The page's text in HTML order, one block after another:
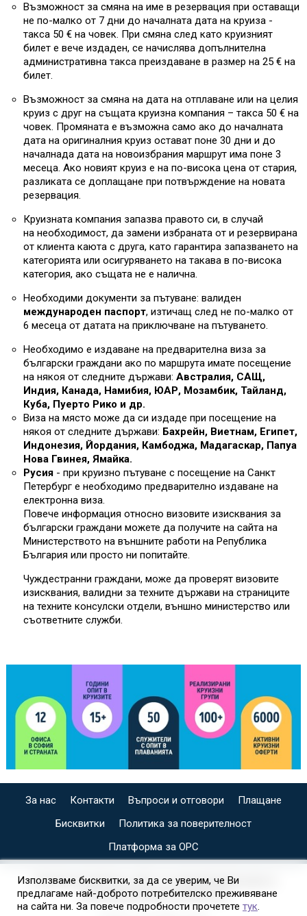
Възможност за смяна на име в резервация при оставащи
не по-малко от 7 дни до началната дата на круиза -
такса 50 € на човек. При смяна след като круизният
билет е вече издаден, се начислява допълнителна
административна такса преиздаване в размер на 25 € на
билет.
Възможност за смяна на дата на отплаване или на целия
круиз с друг на същата круизна компания – такса 50 € на
човек. Промяната е възможна само ако до началната
дата на оригиналния круиз остават поне 30 дни и до
началнада дата на новоизбрания маршрут има поне 3
месеца. Ако новият круиз е на по-висока цена от стария,
разликата се доплащане при потвърждение на новата
резервация.
Круизната компания запазва правото си, в случай
на необходимост, да замени избраната от и резервирана
от клиента каюта с друга, като гарантира запазването на
категорията или осигуряването на такава в по-висока
категория, ако същата не е налична.
Необходими документи за пътуване: валиден
международен паспорт, изтичащ след не по-малко от
6 месеца от датата на приключване на пътуването.
Необходимо е издаване на предварителна виза за
български граждани ако по маршрута имате посещение
на някоя от следните държави: Австралия, САЩ,
Индия, Канада, Намибия, ЮАР, Мозамбик, Тайланд,
Куба, Пуерто Рико и др.
Виза на място може да си издаде при посещение на
някоя от следните държави: Бахрейн, Виетнам, Египет,
Индонезия, Йордания, Камбоджа, Мадагаскар, Папуа
Нова Гвинея, Ямайка.
Русия - при круизно пътуване с посещение на Санкт
Петербург е необходимо предварително издаване на
електронна виза.
Повече информация относно визовите изисквания за
български граждани можете да получите на сайта на
Министерството на външните работи на Република
България или просто ни попитайте.
Чуждестранни граждани, може да проверят визовите
изисквания, валидни за техните държави на страниците
на техните консулски отдели, външно министерство или
съответните служби.
За нас Контакти Въпроси и отговори
Плащане
Бисквитки
Политика за поверителност
Платформа за ОРС
СПЕЦИАЛИЗИРАН САЙТ ЗА ИНДИВИДУАЛНИ И
ОРГАНИЗИРАНИ КРУИЗИ НА
Използваме бисквитки, за да се уверим, че Ви
предлагаме най-доброто потребителско преживяване
на сайта ни. За повече подробности прочетете тук.